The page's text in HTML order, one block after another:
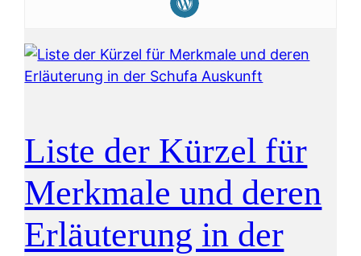
Liste der Kürzel für
Merkmale und deren
Erläuterung in der